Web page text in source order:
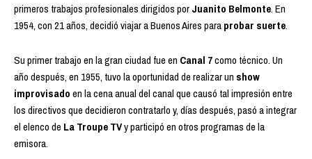
primeros trabajos profesionales dirigidos porJuanito Belmonte. En
1954, con 21 años, decidió viajar a Buenos Aires paraprobar suerte.
Su primer trabajo en la gran ciudad fue en Canal 7como técnico. Un
año después, en 1955, tuvo la oportunidad de realizar un show
improvisadoen la cena anual del canal que causó tal impresión entre
los directivos que decidieron contratarlo y, días después, pasó a integrar
el elenco de La Troupe TVy participó en otros programas de la
emisora.